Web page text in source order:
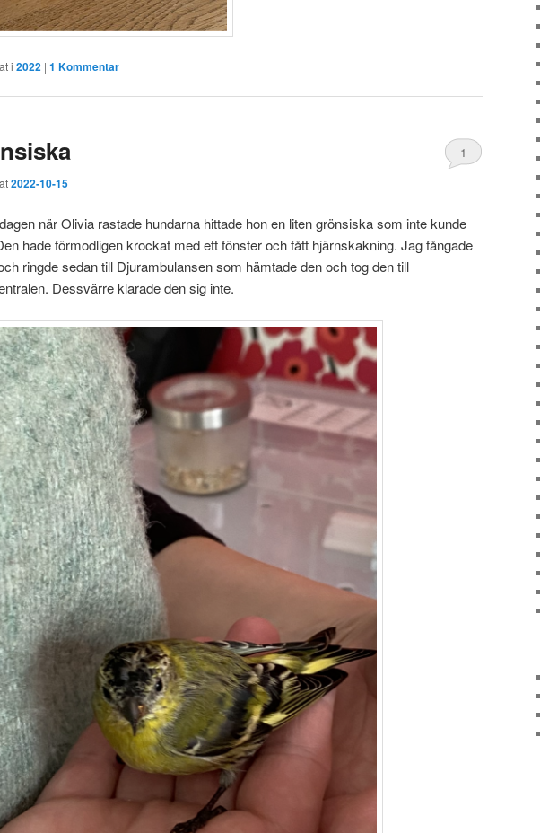
i 2022 | 1 Kommentar
2022-10-15
1
när Olivia rastade hundarna hittade hon en liten grönsiska som inte kunde
hade förmodligen krockat med ett fönster och fått hjärnskakning. Jag fångade
ringde sedan till Djurambulansen som hämtade den och tog den till
Dessvärre klarade den sig inte.